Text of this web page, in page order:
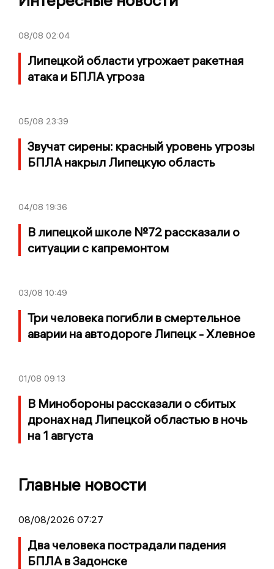
08/08 02:04
Липецкой области угрожает ракетная
атака и БПЛА угроза
05/08 23:39
Звучат сирены: красный уровень угрозы
БПЛА накрыл Липецкую область
04/08 19:36
В липецкой школе №72 рассказали о
ситуации с капремонтом
03/08 10:49
Три человека погибли в смертельное
аварии на автодороге Липецк - Хлевное
01/08 09:13
В Минобороны рассказали о сбитых
дронах над Липецкой областью в ночь
на 1 августа
Главные новости
08/08/2026 07:27
Два человека пострадали падения
БПЛА в Задонске